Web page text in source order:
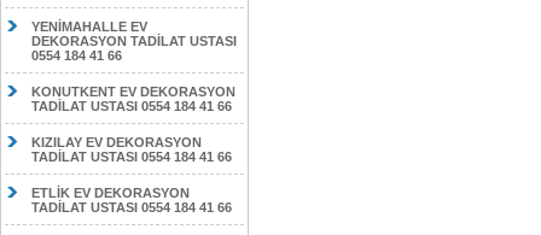
YENİMAHALLE EV
DEKORASYON TADİLAT USTASI
0554 184 41 66
KONUTKENT EV DEKORASYON
TADİLAT USTASI 0554 184 41 66
KIZILAY EV DEKORASYON
TADİLAT USTASI 0554 184 41 66
ETLİK EV DEKORASYON
TADİLAT USTASI 0554 184 41 66